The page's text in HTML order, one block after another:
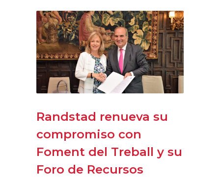
Randstad renueva su
compromiso con
Foment del Treball y su
Foro de Recursos